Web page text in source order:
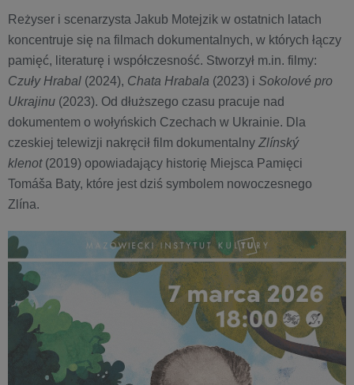
Reżyser i scenarzysta Jakub Motejzik w ostatnich latach
koncentruje się na filmach dokumentalnych, w których łączy
pamięć, literaturę i współczesność. Stworzył m.in. filmy:
Czuły Hrabal (2024), Chata Hrabala (2023) i Sokolové pro
Ukrajinu (2023). Od dłuższego czasu pracuje nad
dokumentem o wołyńskich Czechach w Ukrainie. Dla
czeskiej telewizji nakręcił film dokumentalny Zlínský
klenot (2019) opowiadający historię Miejsca Pamięci
Tomáša Baty, które jest dziś symbolem nowoczesnego
Zlína.